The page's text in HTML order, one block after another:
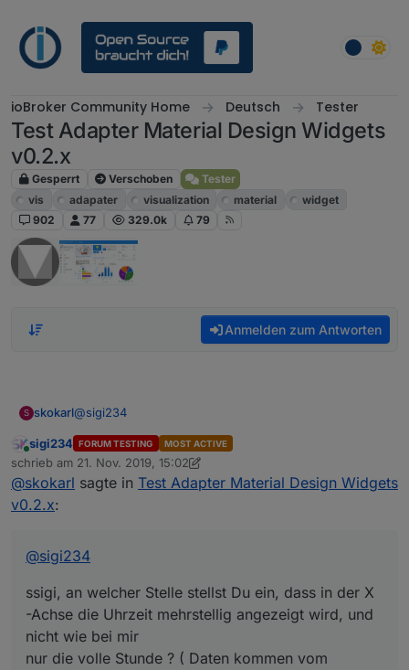
ioBroker Community Home Deutsch Tester
Test Adapter Material Design Widgets
v0.2.x
Gesperrt Verschoben
Tester
vis
adapater visualization material
widget
902
77 329.0k 79
Anmelden zum Antworten
S skokarl@sigi234
ssigi, an welcher Stelle stellst Du ein, dass in der X -
Achse die Uhrzeit mehrstellig angezeigt wird, und nicht
wie bei mir
Online
sigi234 FORUM TESTING MOST ACTIVE
schrieb am 21. Nov. 2019, 15:02
zuletzt editiert von sigi234
@skokarl sagte in Test Adapter Material Design Widgets
v0.2.x:
@sigi234
ssigi, an welcher Stelle stellst Du ein, dass in der X
-Achse die Uhrzeit mehrstellig angezeigt wird, und
nicht wie bei mir
nur die volle Stunde ? ( Daten kommen vom